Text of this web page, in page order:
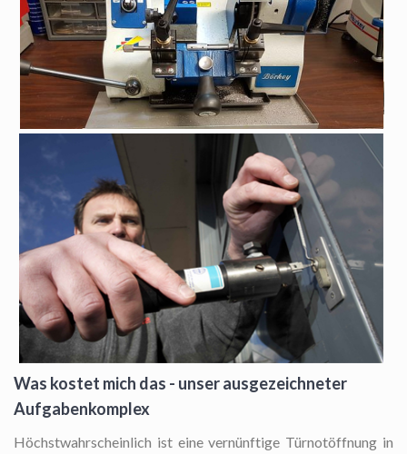
Was kostet mich das - unser ausgezeichneter
Aufgabenkomplex
Höchstwahrscheinlich ist eine vernünftige Türnotöffnung in